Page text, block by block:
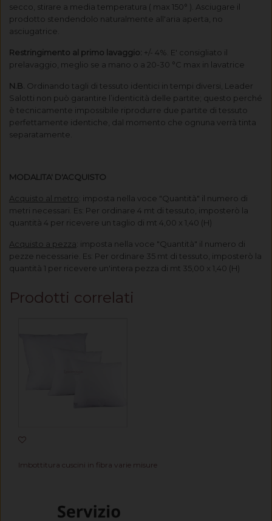
secco, stirare a media temperatura ( max 150° ). Asciugare il
prodotto stendendolo naturalmente all'aria aperta, no
asciugatrice.
Restringimento al primo lavaggio: +/- 4%. E' consigliato il
prelavaggio, meglio se a mano o a 20-30 °C max in lavatrice
N.B. Ordinando tagli di tessuto identici in tempi diversi, Leader
Salotti non può garantire l’identicità delle partite; questo perché
è tecnicamente impossibile riprodurre due partite di tessuto
perfettamente identiche, dal momento che ognuna verrà tinta
separatamente.
MODALITA' D'ACQUISTO
Acquisto al metro : imposta nella voce "Quantità" il numero di
metri necessari. Es: Per ordinare 4 mt di tessuto, imposterò la
quantità 4 per ricevere un taglio di mt 4,00 x 1,40 (H)
Acquisto a pezza : imposta nella voce "Quantità" il numero di
pezze necessarie. Es: Per ordinare 35 mt di tessuto, imposterò la
quantità 1 per ricevere un'intera pezza di mt 35,00 x 1,40 (H)
Prodotti correlati
Imbottitura cuscini in fibra varie misure